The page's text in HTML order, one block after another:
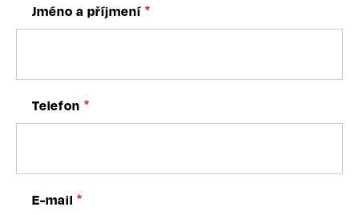
Jméno a příjmení
Telefon
E-mail